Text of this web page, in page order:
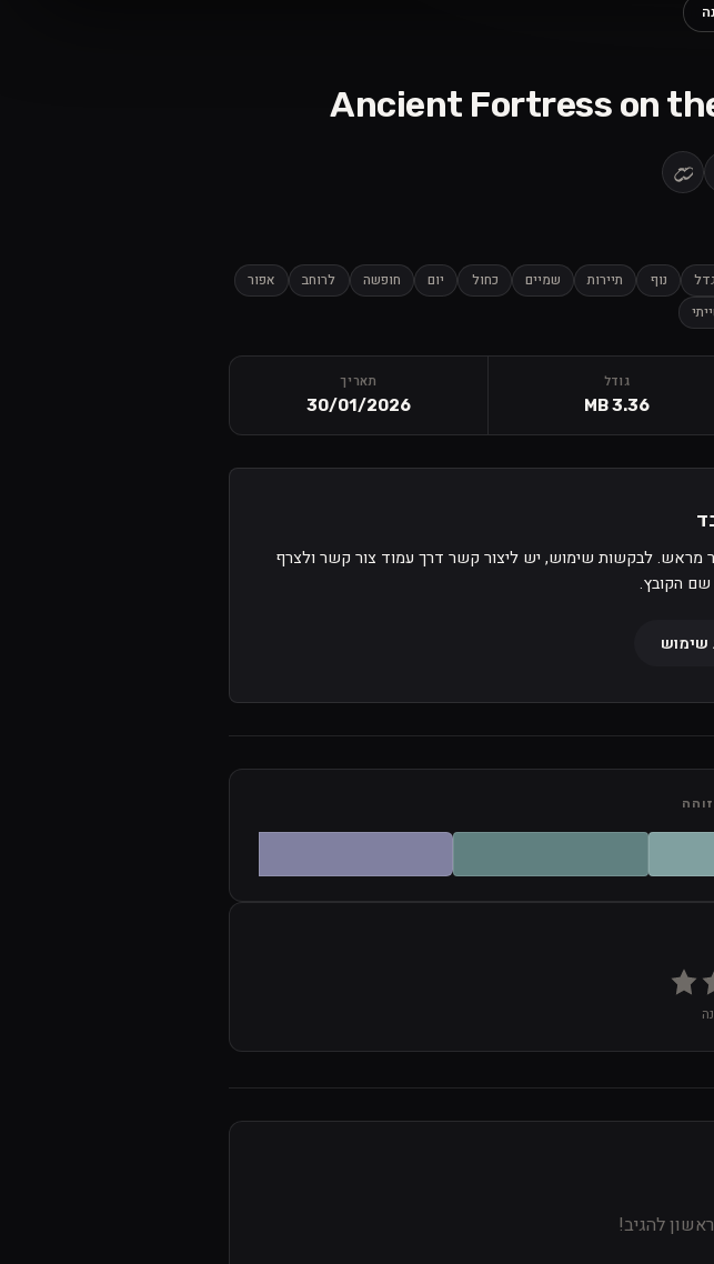
נוף תיירות שמיים כחול יום חופשה לרוחב
אפור
גודל
3.36 MB
תאריך
30/01/2026
מראש. לבקשות שימוש, יש ליצור קשר דרך עמוד צור קשר ולצרף
שם הקובץ.
שימוש
להגיב!